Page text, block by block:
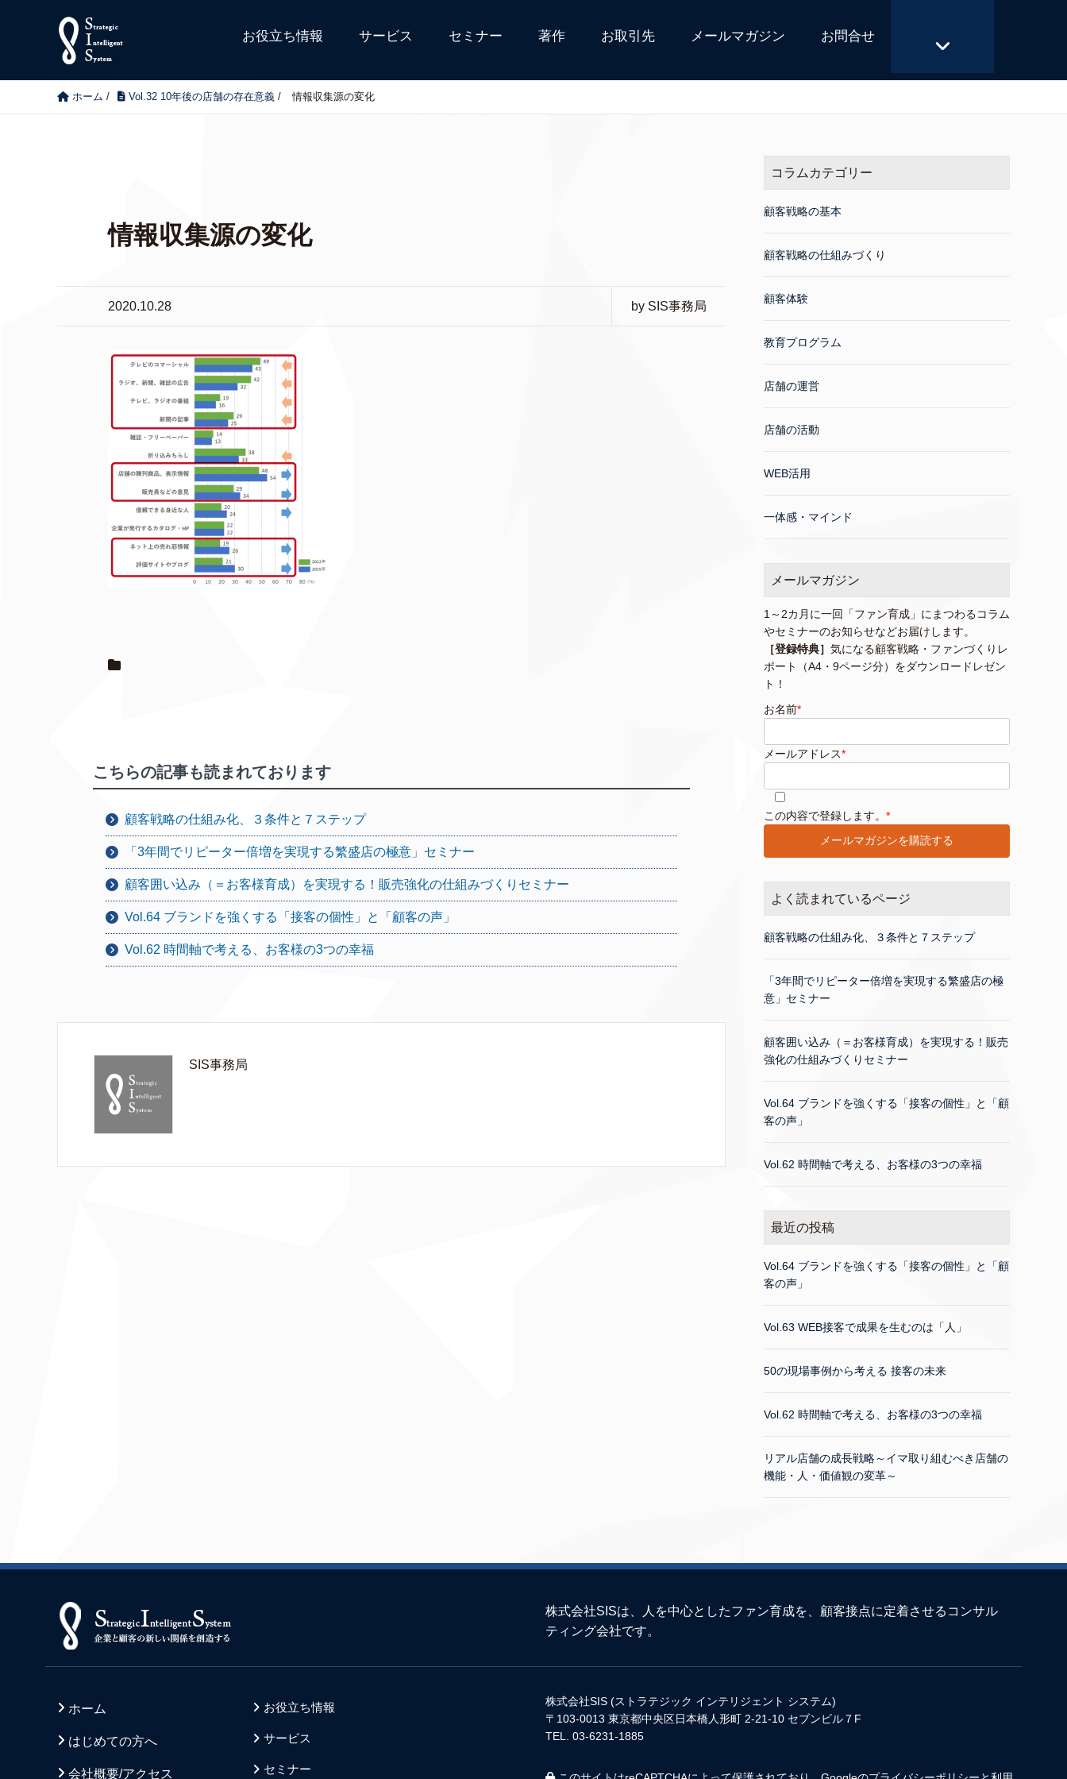
お役立ち情報 サービス セミナー 著作 お取引先 メールマガジン お問合せ
ホーム / Vol.32 10年後の店舗の存在意義 / 情報収集源の変化
情報収集源の変化
2020.10.28 by SIS事務局
こちらの記事も読まれております
顧客戦略の仕組み化、３条件と７ステップ
「3年間でリピーター倍増を実現する繁盛店の極意」セミナー
顧客囲い込み（＝お客様育成）を実現する！販売強化の仕組みづくりセミナー
Vol.64 ブランドを強くする「接客の個性」と「顧客の声」
Vol.62 時間軸で考える、お客様の3つの幸福
SIS事務局
コラムカテゴリー
顧客戦略の基本
顧客戦略の仕組みづくり
顧客体験
教育プログラム
店舗の運営
店舗の活動
WEB活用
一体感・マインド
メールマガジン
1～2カ月に一回「ファン育成」にまつわるコラム
やセミナーのお知らせなどお届けします。
［登録特典］ 気になる顧客戦略・ファンづくりレ
ポート（A4・9ページ分）をダウンロードレゼン
ト！
お名前*
メールアドレス*
このフィールドは空のままにしてください。
この内容で登録します。 *
よく読まれているページ
顧客戦略の仕組み化、３条件と７ステップ
「3年間でリピーター倍増を実現する繁盛店の極
意」セミナー
顧客囲い込み（＝お客様育成）を実現する！販売
強化の仕組みづくりセミナー
Vol.64 ブランドを強くする「接客の個性」と「顧
客の声」
Vol.62 時間軸で考える、お客様の3つの幸福
最近の投稿
Vol.64 ブランドを強くする「接客の個性」と「顧
客の声」
Vol.63 WEB接客で成果を生むのは「人」
50の現場事例から考える 接客の未来
Vol.62 時間軸で考える、お客様の3つの幸福
リアル店舗の成長戦略～イマ取り組むべき店舗の
機能・人・価値観の変革～
株式会社SISは、人を中心としたファン育成を、顧客接点に定着させるコンサル
ティング会社です。
ホーム
はじめての方へ
会社概要/アクセス
お役立ち情報
サービス
セミナー
株式会社SIS (ストラテジック インテリジェント システム)
〒103-0013 東京都中央区日本橋人形町 2-21-10 セブンビル７F
TEL. 03-6231-1885